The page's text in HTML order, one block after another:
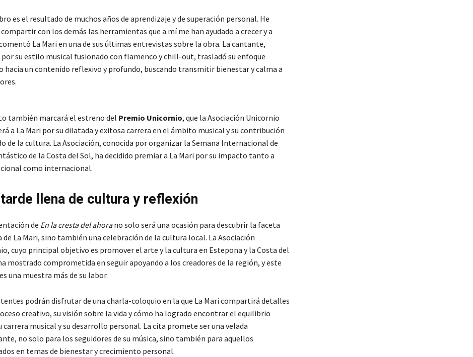
es el resultado de muchos años de aprendizaje y de superación personal. He
con los demás las herramientas que a mí me han ayudado a crecer y a
La Mari en una de sus últimas entrevistas sobre la obra. La cantante,
su estilo musical fusionado con flamenco y chill-out, trasladó su enfoque
hacia un contenido reflexivo y profundo, buscando transmitir bienestar y calma a
también marcará el estreno del Premio Unicornio, que la Asociación Unicornio
a La Mari por su dilatada y exitosa carrera en el ámbito musical y su contribución
de la cultura. La Asociación, conocida por organizar la Semana Internacional de
de la Costa del Sol, ha decidido premiar a La Mari por su impacto tanto a
como internacional.
tarde llena de cultura y reflexión
de En la cresta del ahorano solo será una ocasión para descubrir la faceta
La Mari, sino también una celebración de la cultura local. La Asociación
cuyo principal objetivo es promover el arte y la cultura en Estepona y la Costa del
mostrado comprometida en seguir apoyando a los creadores de la región, y este
una muestra más de su labor.
podrán disfrutar de una charla-coloquio en la que La Mari compartirá detalles
creativo, su visión sobre la vida y cómo ha logrado encontrar el equilibrio
carrera musical y su desarrollo personal. La cita promete ser una velada
no solo para los seguidores de su música, sino también para aquellos
en temas de bienestar y crecimiento personal.